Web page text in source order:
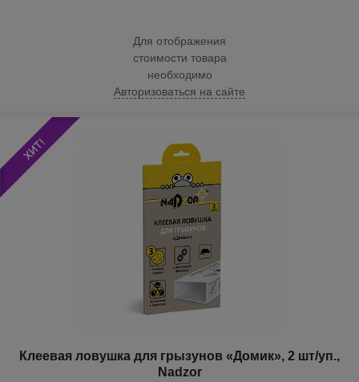
Для отображения
стоимости товара
необходимо
Авторизоваться на сайте
Клеевая ловушка для грызунов «Домик», 2 шт/уп.,
Nadzor